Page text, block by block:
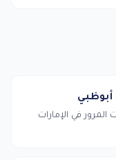
في الإمارات